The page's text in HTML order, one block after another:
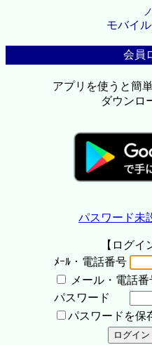
モバイ
会員
アプリを使うと簡
ダウンロ
パスワード未
【ログイ
ﾒｰﾙ・電話番号
メール・電話
パスワード
パスワードを保